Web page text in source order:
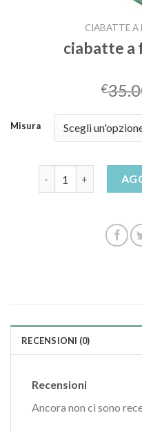
CIABATTE A
ciabatte a
€
Misura
RECENSIONI (0)
Recensioni
Ancora non ci sono